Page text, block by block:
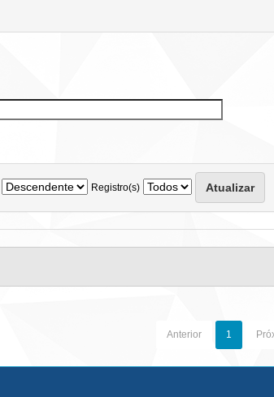
Registro(s)
Anterior 1